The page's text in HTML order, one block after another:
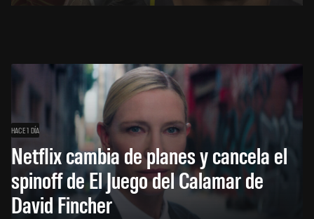
HACE 1 DÍA
Netflix cambia de planes y cancela el
spinoff de El Juego del Calamar de
David Fincher